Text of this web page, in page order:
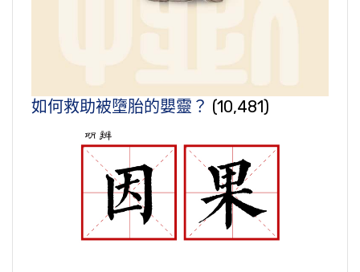
如何救助被墮胎的嬰靈？ (10,481)